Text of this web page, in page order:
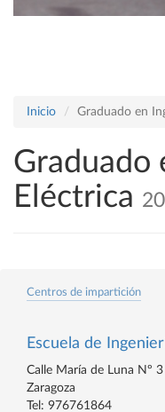
Inicio Graduado en
Graduado
Eléctrica
Centros de impartición
Escuela de
Calle María de Luna Nº 3
Zaragoza
Tel: 976761864